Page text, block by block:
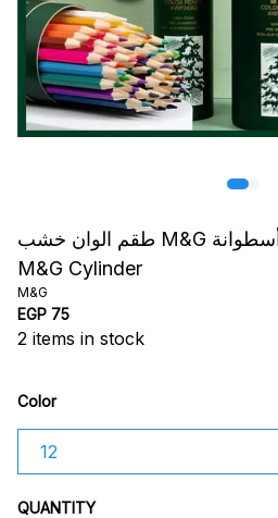
طقم الوان خشب M&G أسطوانة Wood color set
M&G Cylinder
M&G
EGP 75
2 items in stock
Color
QUANTITY